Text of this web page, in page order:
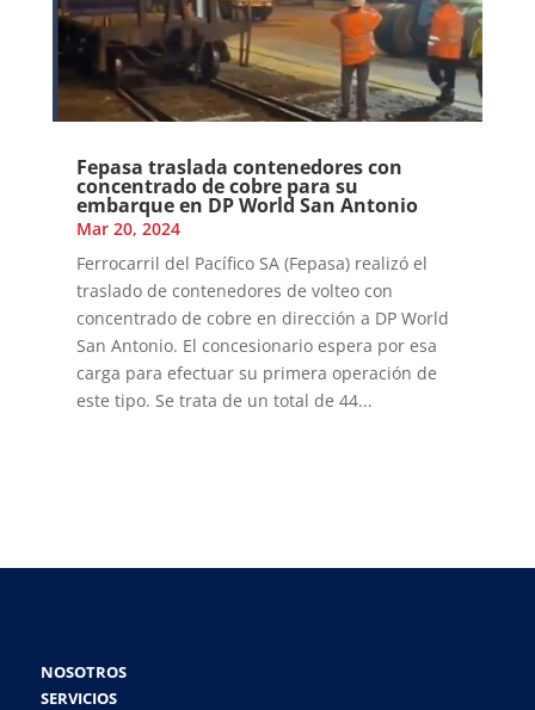
Fepasa traslada contenedores con
concentrado de cobre para su
embarque en DP World San Antonio
Mar 20, 2024
Ferrocarril del Pacífico SA (Fepasa) realizó el
traslado de contenedores de volteo con
concentrado de cobre en dirección a DP World
San Antonio. El concesionario espera por esa
carga para efectuar su primera operación de
este tipo. Se trata de un total de 44...
NOSOTROS
SERVICIOS